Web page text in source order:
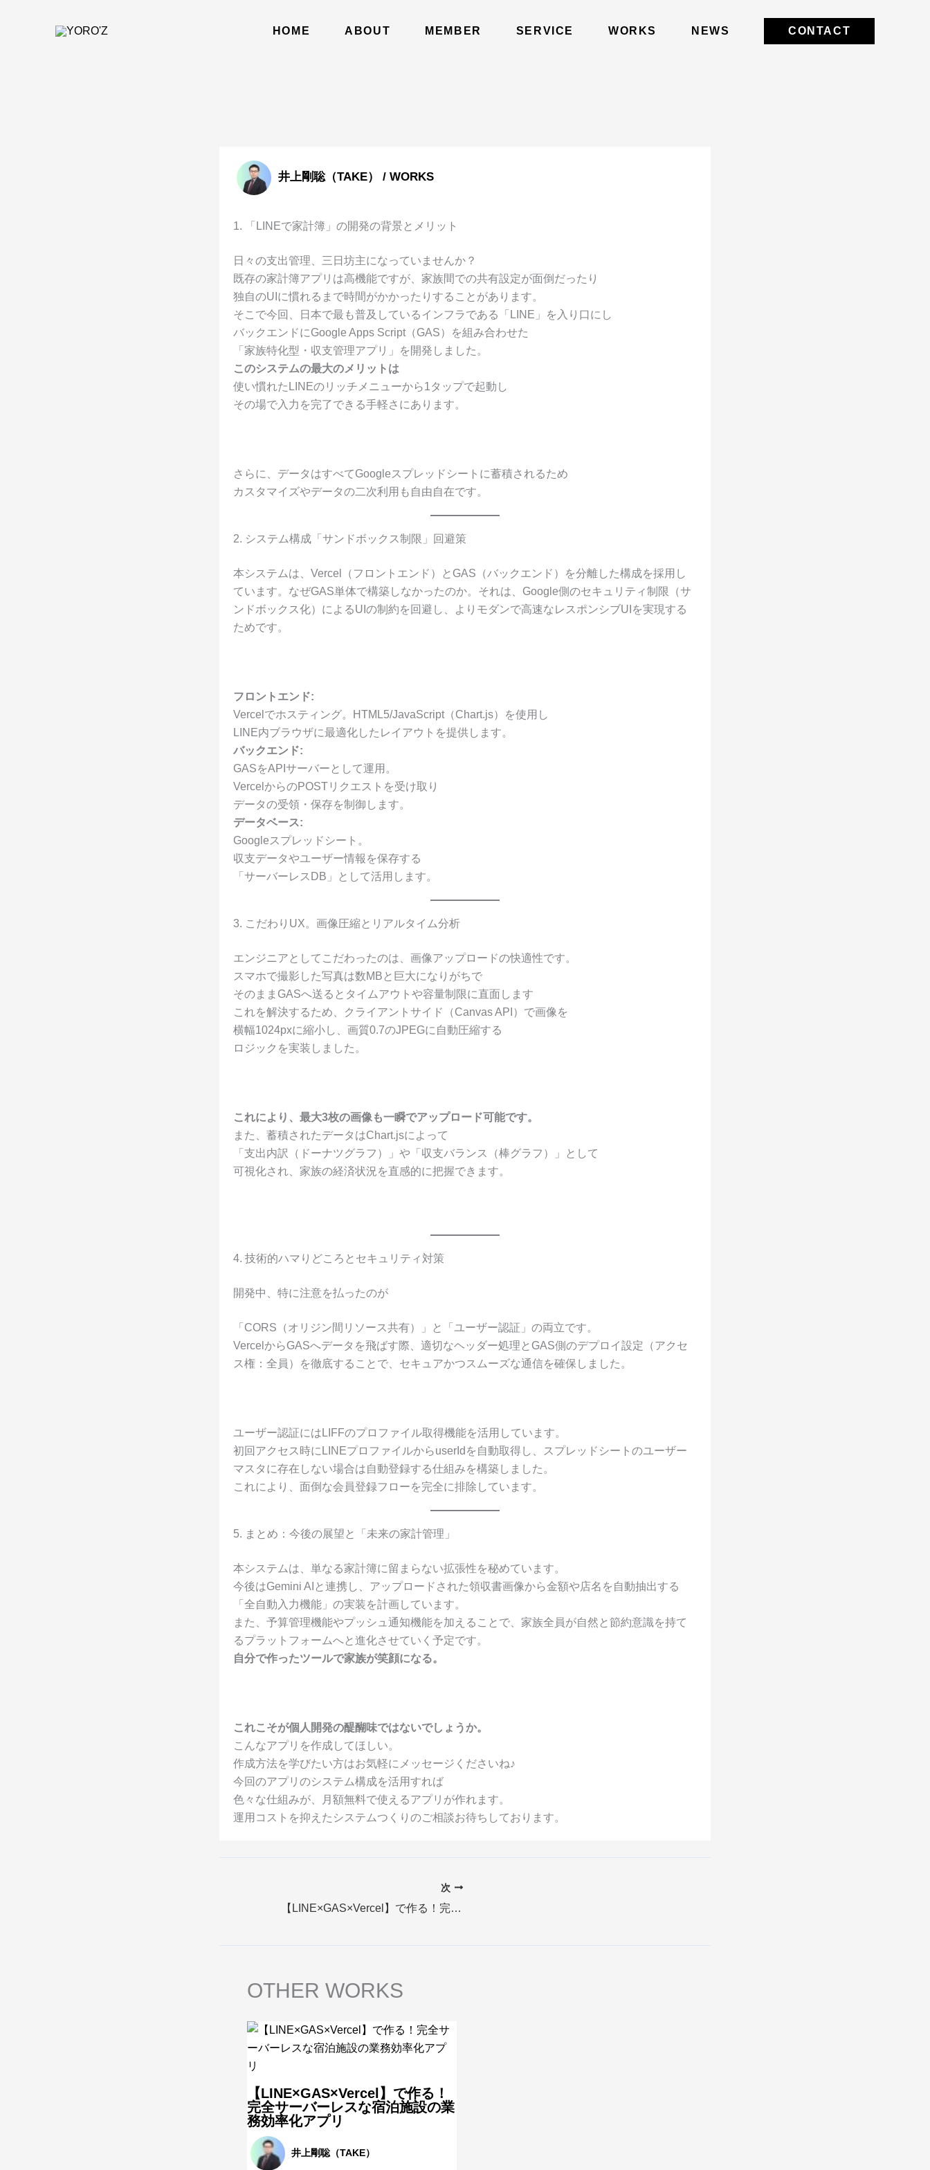
HOME ABOUT MEMBER SERVICE WORKS NEWS CONTACT
井上剛聡（TAKE） / WORKS
1. 「LINEで家計簿」の開発の背景とメリット
日々の支出管理、三日坊主になっていませんか？
既存の家計簿アプリは高機能ですが、家族間での共有設定が面倒だったり
独自のUIに慣れるまで時間がかかったりすることがあります。
そこで今回、日本で最も普及しているインフラである「LINE」を入り口にし
バックエンドにGoogle Apps Script（GAS）を組み合わせた
「家族特化型・収支管理アプリ」を開発しました。
このシステムの最大のメリットは
使い慣れたLINEのリッチメニューから1タップで起動し
その場で入力を完了できる手軽さにあります。
さらに、データはすべてGoogleスプレッドシートに蓄積されるため
カスタマイズやデータの二次利用も自由自在です。
2. システム構成「サンドボックス制限」回避策
本システムは、Vercel（フロントエンド）とGAS（バックエンド）を分離した構成を採用し
ています。なぜGAS単体で構築しなかったのか。それは、Google側のセキュリティ制限（サ
ンドボックス化）によるUIの制約を回避し、よりモダンで高速なレスポンシブUIを実現する
ためです。
フロントエンド:
Vercelでホスティング。HTML5/JavaScript（Chart.js）を使用し
LINE内ブラウザに最適化したレイアウトを提供します。
バックエンド:
GASをAPIサーバーとして運用。
VercelからのPOSTリクエストを受け取り
データの受領・保存を制御します。
データベース:
Googleスプレッドシート。
収支データやユーザー情報を保存する
「サーバーレスDB」として活用します。
3. こだわりUX。画像圧縮とリアルタイム分析
エンジニアとしてこだわったのは、画像アップロードの快適性です。
スマホで撮影した写真は数MBと巨大になりがちで
そのままGASへ送るとタイムアウトや容量制限に直面します
これを解決するため、クライアントサイド（Canvas API）で画像を
横幅1024pxに縮小し、画質0.7のJPEGに自動圧縮する
ロジックを実装しました。
これにより、最大3枚の画像も一瞬でアップロード可能です。
また、蓄積されたデータはChart.jsによって
「支出内訳（ドーナツグラフ）」や「収支バランス（棒グラフ）」として
可視化され、家族の経済状況を直感的に把握できます。
4. 技術的ハマりどころとセキュリティ対策
開発中、特に注意を払ったのが
「CORS（オリジン間リソース共有）」と「ユーザー認証」の両立です。
VercelからGASへデータを飛ばす際、適切なヘッダー処理とGAS側のデプロイ設定（アクセ
ス権：全員）を徹底することで、セキュアかつスムーズな通信を確保しました。
ユーザー認証にはLIFFのプロファイル取得機能を活用しています。
初回アクセス時にLINEプロファイルからuserIdを自動取得し、スプレッドシートのユーザー
マスタに存在しない場合は自動登録する仕組みを構築しました。
これにより、面倒な会員登録フローを完全に排除しています。
5. まとめ：今後の展望と「未来の家計管理」
本システムは、単なる家計簿に留まらない拡張性を秘めています。
今後はGemini AIと連携し、アップロードされた領収書画像から金額や店名を自動抽出する
「全自動入力機能」の実装を計画しています。
また、予算管理機能やプッシュ通知機能を加えることで、家族全員が自然と節約意識を持て
るプラットフォームへと進化させていく予定です。
自分で作ったツールで家族が笑顔になる。
これこそが個人開発の醍醐味ではないでしょうか。
こんなアプリを作成してほしい。
作成方法を学びたい方はお気軽にメッセージくださいね♪
今回のアプリのシステム構成を活用すれば
色々な仕組みが、月額無料で使えるアプリが作れます。
運用コストを抑えたシステムつくりのご相談お待ちしております。
次
【LINE×GAS×Vercel】で作る！完全サーバーレスな宿泊施設の業務効率化アプリ
OTHER WORKS
【LINE×GAS×Vercel】で作る！
完全サーバーレスな宿泊施設の業
務効率化アプリ
井上剛聡（TAKE）